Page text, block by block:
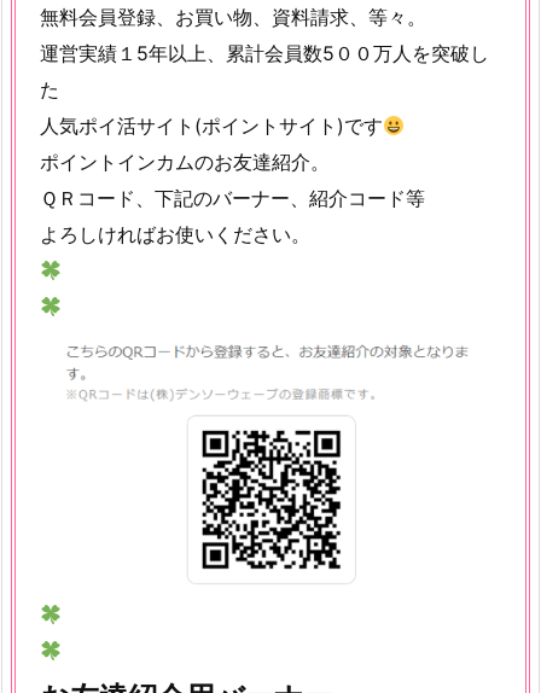
無料会員登録、お買い物、資料請求、等々。
運営実績１5年以上、累計会員数5００万人を突破し
た
人気ポイ活サイト(ポイントサイト)です
ポイントインカムのお友達紹介。
ＱＲコード、下記のバーナー、紹介コード等
よろしければお使いください。